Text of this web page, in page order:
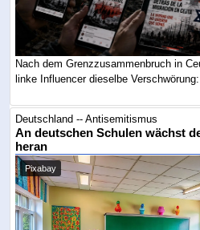
Nach dem Grenzzusammenbruch in
linke Influencer dieselbe
Deutschland -- Antisemitismus
An deutschen Schulen wächst
heran
Pixabay